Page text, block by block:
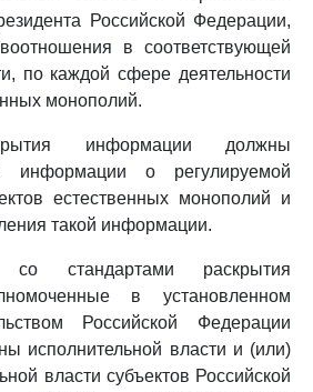
Российской Федерации,
в соответствующей
по каждой сфере деятельности
монополий.
информации должны
информации о регулируемой
естественных монополий и
такой информации.
со стандартами раскрытия
в установленном
Российской Федерации
исполнительной власти и (или)
власти субъектов Российской